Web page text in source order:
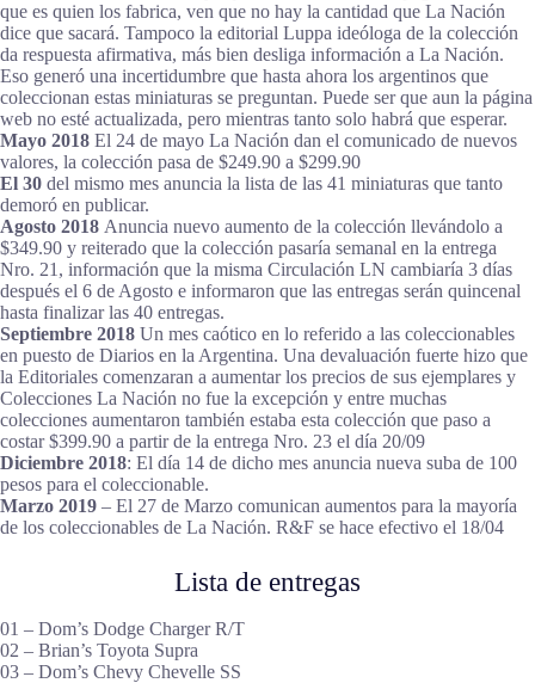
que es quien los fabrica, ven que no hay la cantidad que La Nación
dice que sacará. Tampoco la editorial Luppa ideóloga de la colección
da respuesta afirmativa, más bien desliga información a La Nación.
Eso generó una incertidumbre que hasta ahora los argentinos que
coleccionan estas miniaturas se preguntan. Puede ser que aun la página
web no esté actualizada, pero mientras tanto solo habrá que esperar.
Mayo 2018 El 24 de mayo La Nación dan el comunicado de nuevos
valores, la colección pasa de $249.90 a $299.90
El 30 del mismo mes anuncia la lista de las 41 miniaturas que tanto
demoró en publicar.
Agosto 2018 Anuncia nuevo aumento de la colección llevándolo a
$349.90 y reiterado que la colección pasaría semanal en la entrega
Nro. 21, información que la misma Circulación LN cambiaría 3 días
después el 6 de Agosto e informaron que las entregas serán quincenal
hasta finalizar las 40 entregas.
Septiembre 2018 Un mes caótico en lo referido a las coleccionables
en puesto de Diarios en la Argentina. Una devaluación fuerte hizo que
la Editoriales comenzaran a aumentar los precios de sus ejemplares y
Colecciones La Nación no fue la excepción y entre muchas
colecciones aumentaron también estaba esta colección que paso a
costar $399.90 a partir de la entrega Nro. 23 el día 20/09
Diciembre 2018: El día 14 de dicho mes anuncia nueva suba de 100
pesos para el coleccionable.
Marzo 2019 – El 27 de Marzo comunican aumentos para la mayoría
de los coleccionables de La Nación. R&F se hace efectivo el 18/04
Lista de entregas
01 – Dom’s Dodge Charger R/T
02 – Brian’s Toyota Supra
03 – Dom’s Chevy Chevelle SS